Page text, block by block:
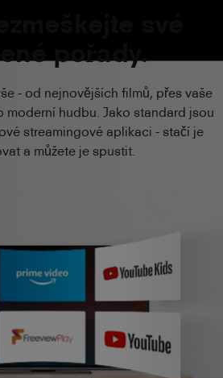
pořady.
- od nejnovějších filmů, přes vaše
moderní hudbu. Jako standard jsou
streamingové aplikaci - stačí je
a můžete je spustit.